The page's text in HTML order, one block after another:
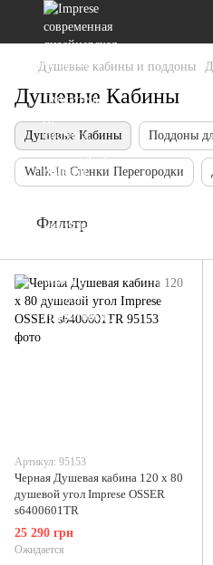
Душевые кабины и поддоны
Душевые Кабины
Душевые Кабины Поддоны
Walk-In Стенки Перегородки
Фильтр
Артикул: 95153
Черная Душевая кабина 120 х 80
душевой угол Imprese OSSER
s6400601TR
25 290 грн
Ожидается